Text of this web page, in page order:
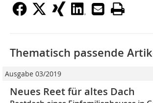
Thematisch passende
Ausgabe 03/2019
Neues Reet für altes Dach